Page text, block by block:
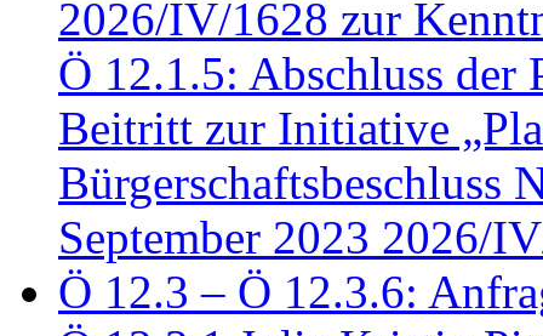
2026/IV/1628 zur
Ö 12.1.5: Abschluss der
Beitritt zur Initiative
Bürgerschaftsbeschluss
September 2023 2026/
Ö 12.3 – Ö 12.3.6: